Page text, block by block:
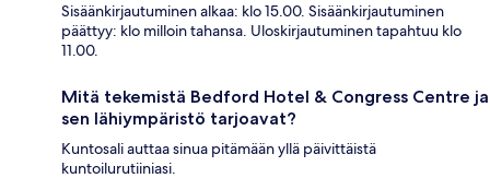
Sisäänkirjautuminen alkaa: klo 15.00. Sisäänkirjautuminen
päättyy: klo milloin tahansa. Uloskirjautuminen tapahtuu klo
11.00.
Mitä tekemistä Bedford Hotel & Congress Centre ja
sen lähiympäristö tarjoavat?
Kuntosali auttaa sinua pitämään yllä päivittäistä
kuntoilurutiiniasi.